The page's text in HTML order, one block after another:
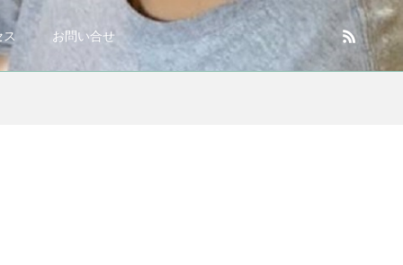
お問い合せ